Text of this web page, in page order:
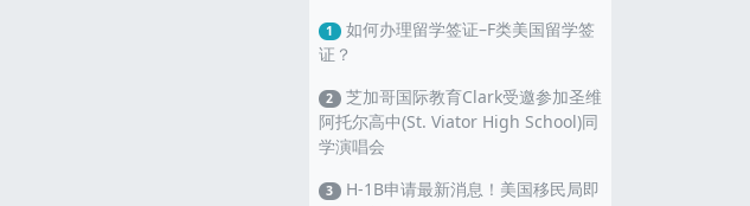
1 如何办理留学签证–F类美国留学签
证？
2 芝加哥国际教育Clark受邀参加圣维
阿托尔高中(St. Viator High School)同
学演唱会
3 H-1B申请最新消息！美国移民局即